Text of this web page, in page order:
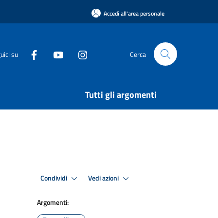
Accedi all'area personale
su Cerca
Tutti gli argomenti
Condividi Vedi azioni
Argomenti: